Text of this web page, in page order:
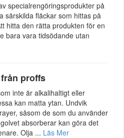
specialrengöringsprodukter på
särskilda fläckar som hittas på
hitta den rätta produkten för en
bara vara tidsödande utan
proffs
inte är alkalihaltigt eller
kan matta ytan. Undvik
såsom de som du använder
absorberar kan göra det
Olja ... Läs Mer